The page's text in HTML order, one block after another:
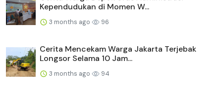
Kependudukan di Momen W...
3 months ago 96
Cerita Mencekam Warga Jakarta Terjebak
Longsor Selama 10 Jam...
3 months ago 94